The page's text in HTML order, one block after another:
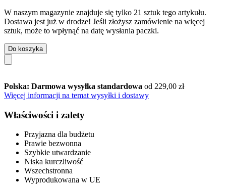
W naszym magazynie znajduje się tylko 21 sztuk tego artykułu.
Dostawa jest już w drodze! Jeśli złożysz zamówienie na więcej
sztuk, może to wpłynąć na datę wysłania paczki.
Do koszyka
Polska: Darmowa wysyłka standardowa od 229,00 zł
Więcej informacji na temat wysyłki i dostawy
Właściwości i zalety
Przyjazna dla budżetu
Prawie bezwonna
Szybkie utwardzanie
Niska kurczliwość
Wszechstronna
Wyprodukowana w UE